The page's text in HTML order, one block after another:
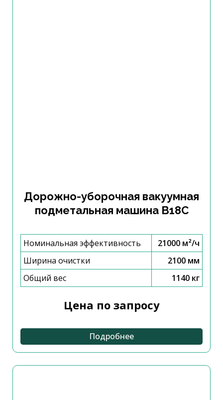
Дорожно-уборочная вакуумная
подметальная машина B18C
Номинальная эффективность
21000 м²/ч
Ширина очистки
2100 мм
Общий вес
1140 кг
Цена по запросу
Подробнее